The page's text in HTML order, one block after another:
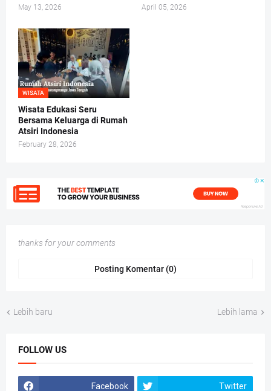
May 13, 2026 April 05, 2026
WISATA
Wisata Edukasi Seru
Bersama Keluarga di Rumah
Atsiri Indonesia
February 28, 2026
thanks for your comments
Posting Komentar (0)
Lebih baru Lebih lama
FOLLOW US
Facebook Twitter